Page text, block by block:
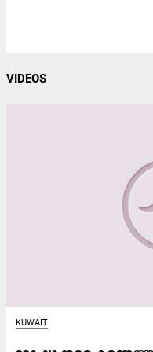
VIDEOS
KUWAIT